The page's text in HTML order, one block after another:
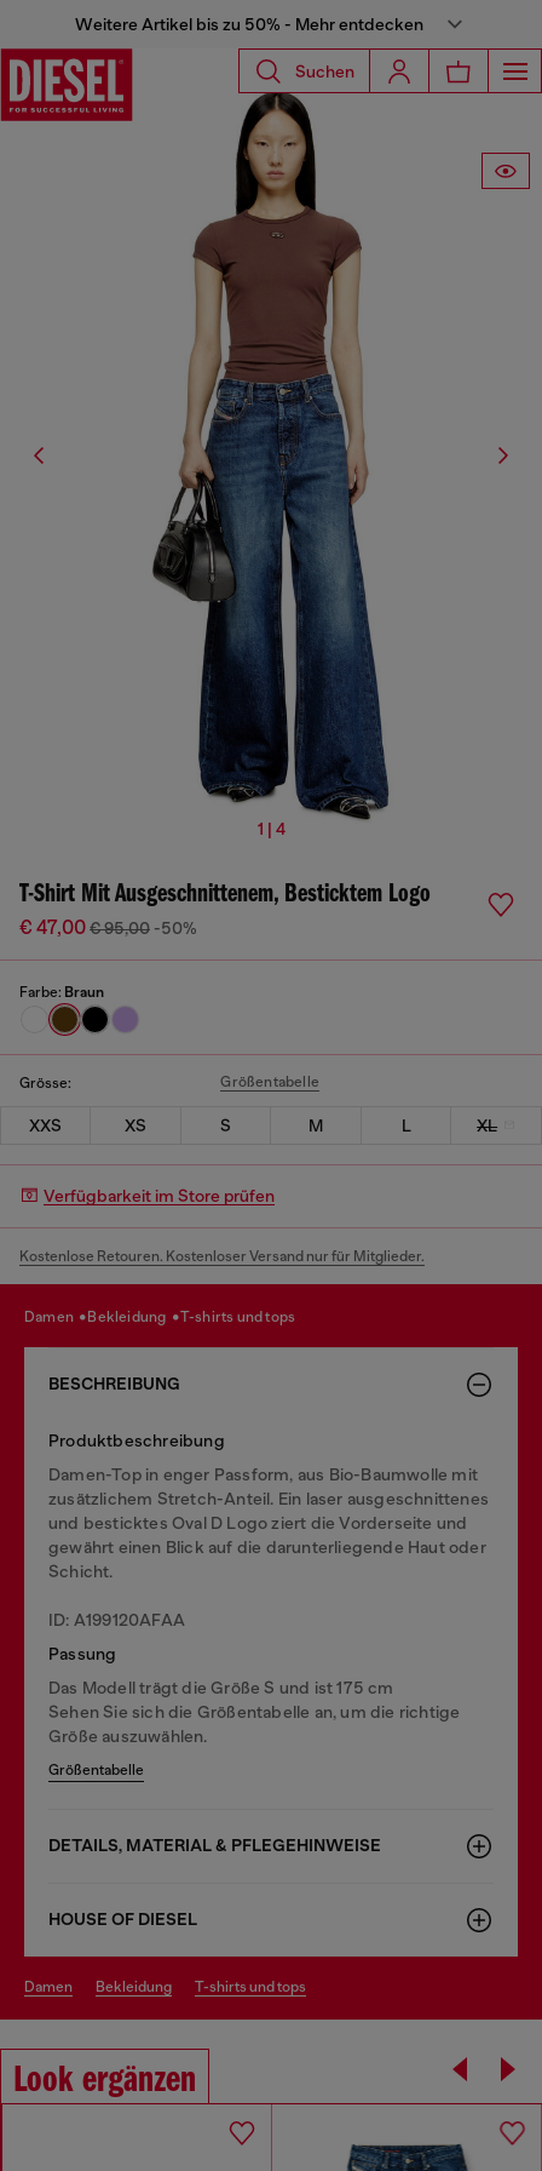
Weitere Artikel bis zu 50% - Mehr entdecken
Suchen
1 | 4
T-Shirt Mit Ausgeschnittenem, Besticktem Logo
€ 47,00€ 95,00 -50%
Farbe: Braun
Grösse: Größentabelle
XXS XS S M L XL
Verfügbarkeit im Store prüfen
Kostenlose Retouren. Kostenloser Versand nur für Mitglieder.
damen bekleidung t-shirts und tops
BESCHREIBUNG
Produktbeschreibung
Damen-Top in enger Passform, aus Bio-Baumwolle mit
zusätzlichem Stretch-Anteil. Ein laser ausgeschnittenes
und besticktes Oval D Logo ziert die Vorderseite und
gewährt einen Blick auf die darunterliegende Haut oder
Schicht.
ID: A199120AFAA
Passung
Das Modell trägt die Größe S und ist 175 cm
Sehen Sie sich die Größentabelle an, um die richtige
Größe auszuwählen.
Größentabelle
DETAILS, MATERIAL & PFLEGEHINWEISE
HOUSE OF DIESEL
damen bekleidung t-shirts und tops
Look ergänzen